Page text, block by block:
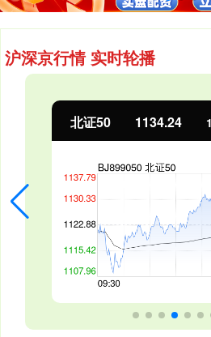
沪深京行情 实时轮播
创业板指 3563.12